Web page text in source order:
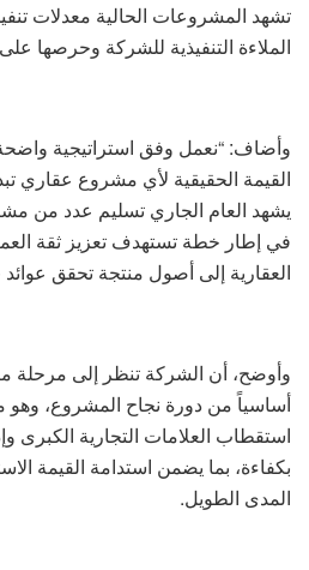
تشهد المشروعات الحالية معدلات
الملاءة التنفيذية للشركة وحرصها على
وأضاف: “نعمل وفق استراتيجية واضحة
القيمة الحقيقية لأي مشروع عقاري
يشهد العام الجاري تسليم عدد من
في إطار خطة تستهدف تعزيز ثقة
العقارية إلى أصول منتجة تحقق عوائد
وأوضح، أن الشركة تنظر إلى مرحلة ما
أساسياً من دورة نجاح المشروع، وهو
استقطاب العلامات التجارية الكبرى
بكفاءة، بما يضمن استدامة القيمة
المدى الطويل.